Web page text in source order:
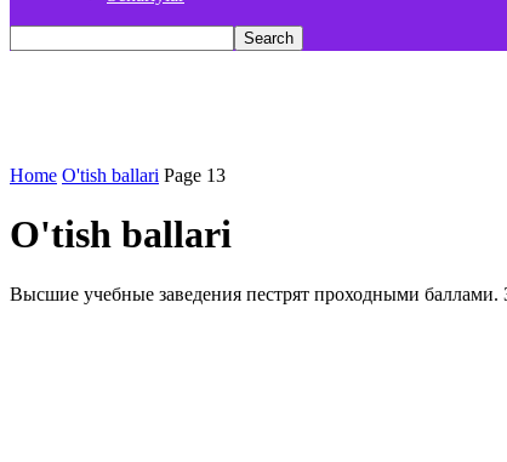
Home O'tish ballari Page 13
O'tish ballari
Высшие учебные заведения пестрят проходными баллами.